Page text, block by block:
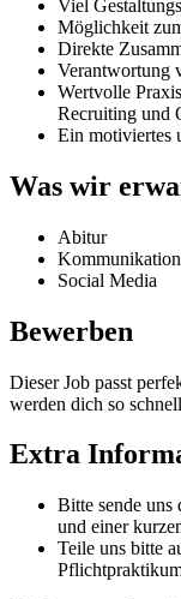
Viel
Möglichkeit
Direkte
Verantwortung
Wertvolle
Recruiting und
Ein motiviertes
Was wir
Abitur
Kommunikation
Social Media
Bewerben
Dieser Job passt
werden dich so
Extra
Bitte sende uns
und einer
Teile uns bitte